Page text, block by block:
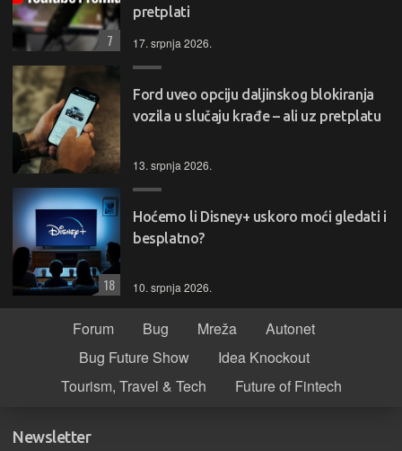
pretplati
17. srpnja 2026.
7
Ford uveo opciju daljinskog blokiranja
vozila u slučaju krađe – ali uz pretplatu
13. srpnja 2026.
Hoćemo li Disney+ uskoro moći gledati i
besplatno?
10. srpnja 2026.
18
Forum Bug Mreža
Autonet
Bug Future Show
Idea Knockout
Tourism, Travel & Tech
Future of Fintech
Newsletter